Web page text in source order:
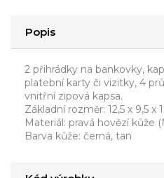
Popis
2 přihrádky na bankovky,
platební karty či vizitky, 4
vnitřní zipová kapsa.
Základní rozměr: 12,5 x 9,5 x
Materiál: pravá hovězí kůže
Barva kůže: černá, tan